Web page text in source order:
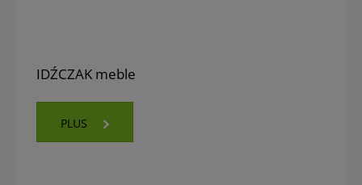
IDŹCZAK meble
PLUS